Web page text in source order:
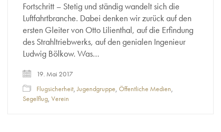
Fortschritt – Stetig und ständig wandelt sich die
Luftfahrtbranche. Dabei denken wir zurück auf den
ersten Gleiter von Otto Lilienthal, auf die Erfindung
des Strahltriebwerks, auf den genialen Ingenieur
Ludwig Bölkow. Was…
19. Mai 2017
Flugsicherheit,Jugendgruppe, Öffentliche Medien,
Segelflug, Verein